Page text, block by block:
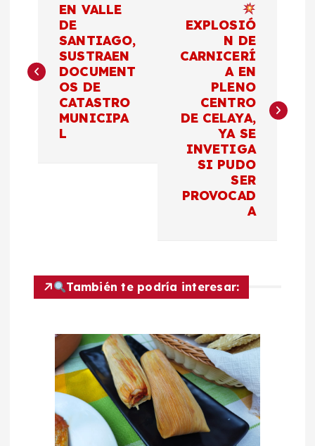
v
ó
n
EN VALLE
DE
SANTIAGO,
SUSTRAEN
DOCUMENT
OS DE
CATASTRO
MUNICIPA
L
EXPLOSIÓ
N DE
CARNICERÍ
A EN
PLENO
CENTRO
DE CELAYA,
YA SE
INVETIGA
SI PUDO
SER
PROVOCAD
A
También te podría interesar: